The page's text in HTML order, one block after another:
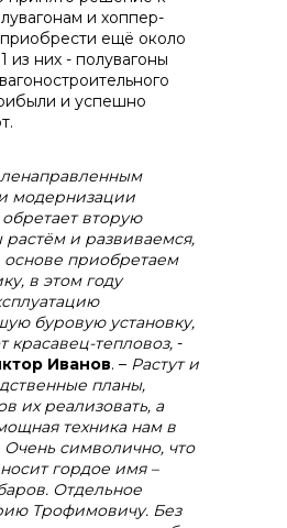
и хоппер-
ещё около
из них - полувагоны
и успешно
модернизации
вторую
и развиваемся,
основе приобретаем
в этом году
буровую установку,
красавец-тепловоз, -
Иванов. – Растут и
планы,
их реализовать, а
техника нам в
символично, что
гордое имя –
Отдельное
Трофимовичу. Без